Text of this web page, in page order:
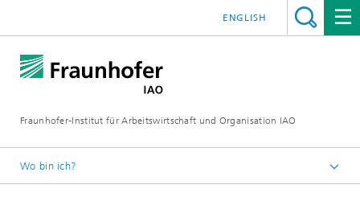
Fraunhofer-Institut für Arbeitswirtschaft und Organisation IAO
ENGLISH
Wo bin ich?